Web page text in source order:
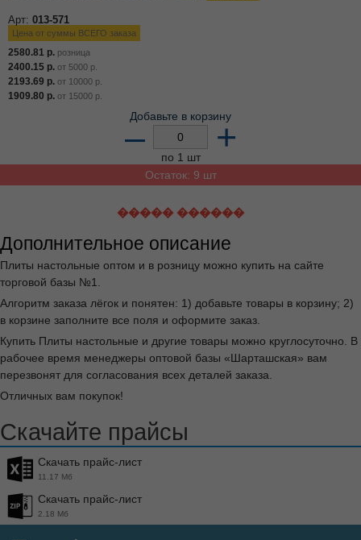
Арт: 013-571
Цена от суммы ВСЕГО заказа
2580.81 р. розница
2400.15 р. от 5000 р.
2193.69 р. от 10000 р.
1909.80 р. от 15000 р.
Добавьте в корзину
– +
по 1 шт
Остаток: 9 шт
����� ������
Дополнительное описание
Плиты настольные оптом и в розницу можно купить на сайте
торговой базы №1.
Алгоритм заказа лёгок и понятен: 1) добавьте товары в корзину; 2)
в корзине заполните все поля и оформите заказ.
Купить Плиты настольные и другие товары можно круглосуточно. В
рабочее время менеджеры оптовой базы «Шарташская» вам
перезвонят для согласования всех деталей заказа.
Отличных вам покупок!
Скачайте прайсы
Скачать прайс-лист
11.17 Мб
Скачать прайс-лист
2.18 Мб